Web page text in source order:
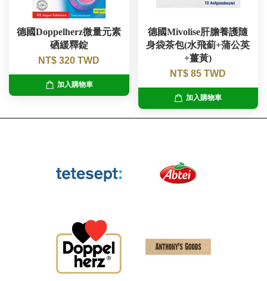
德國Doppelherz微量元素
硒緩釋錠
NT$ 320 TWD
加入購物車
德國Mivolise肝膽養護隨
身袋茶包(水飛薊+蒲公英
+薑黃)
NT$ 85 TWD
加入購物車